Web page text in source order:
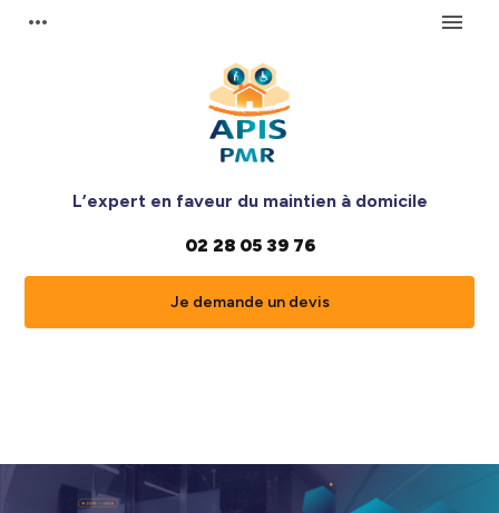
more_horiz menu
L’expert en faveur du maintien à domicile
02 28 05 39 76
Je demande un devis